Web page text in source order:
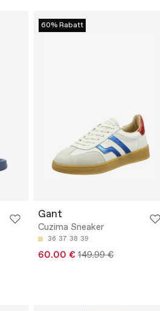
60% Rabatt
Gant
Cuzima Sneaker
36 37 38 39
60.00 € 149.99 €